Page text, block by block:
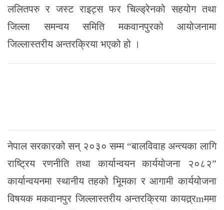
ललितपरु र जस्ट राइट्स फर चिल्ड्रेनको सहयोग तथा
जिल्ला समन्वय समिति मकवानपुरको आयोजनामा
जिल्लास्तरीय अन्तरक्रिया भएको हो ।
नेपाल सरकारको सन् २०३० सम्म “बालविवाह अन्त्यका लागि
राष्ट्रिय रणनीति तथा कार्यान्वयन कार्ययोजना २०८२”
कार्यान्वयनमा स्थानीय तहको भूिमका र आगामी कार्ययोजना
विषयक मकवानपुर जिल्लास्तरीय अन्तरक्रिया कायत्र्रmममा